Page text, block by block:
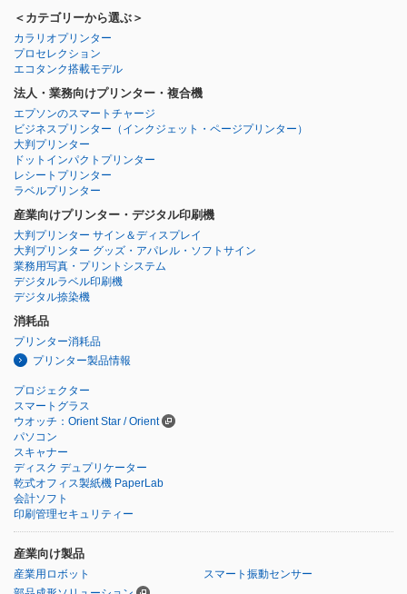
＜カテゴリーから選ぶ＞
カラリオプリンター
プロセレクション
エコタンク搭載モデル
法人・業務向けプリンター・複合機
エプソンのスマートチャージ
ビジネスプリンター （インクジェット・ページプリンター）
大判プリンター
ドットインパクトプリンター
レシートプリンター
ラベルプリンター
産業向けプリンター・デジタル印刷機
大判プリンター サイン＆ディスプレイ
大判プリンター グッズ・アパレル・ソフトサイン
業務用写真・プリントシステム
デジタルラベル印刷機
デジタル捺染機
消耗品
プリンター消耗品
プリンター製品情報
プロジェクター
スマートグラス
ウオッチ：Orient Star / Orient
パソコン
スキャナー
ディスク デュプリケーター
乾式オフィス製紙機 PaperLab
会計ソフト
印刷管理セキュリティー
産業向け製品
産業用ロボット
スマート振動センサー